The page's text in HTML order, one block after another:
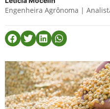
Engenheira Agrônoma |